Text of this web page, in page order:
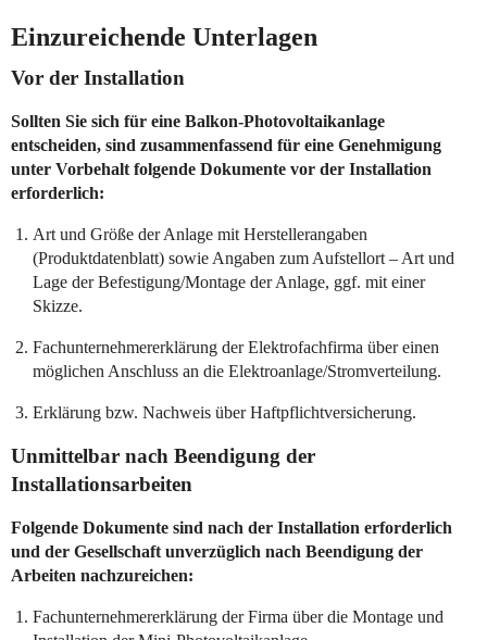
Einzureichende Unterlagen
Vor der Installation
Sollten Sie sich für eine Balkon-Photovoltaikanlage
entscheiden, sind zusammenfassend für eine Genehmigung
unter Vorbehalt folgende Dokumente vor der Installation
erforderlich:
Art und Größe der Anlage mit Herstellerangaben
(Produktdatenblatt) sowie Angaben zum Aufstellort – Art und
Lage der Befestigung/Montage der Anlage, ggf. mit einer
Skizze.
Fachunternehmererklärung der Elektrofachfirma über einen
möglichen Anschluss an die Elektroanlage/Stromverteilung.
Erklärung bzw. Nachweis über Haftpflichtversicherung.
Unmittelbar nach Beendigung der
Installationsarbeiten
Folgende Dokumente sind nach der Installation erforderlich
und der Gesellschaft unverzüglich nach Beendigung der
Arbeiten nachzureichen:
Fachunternehmererklärung der Firma über die Montage und